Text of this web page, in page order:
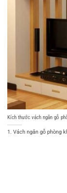
Kích thước vách ngăn gỗ
1. Vách ngăn gỗ phòng